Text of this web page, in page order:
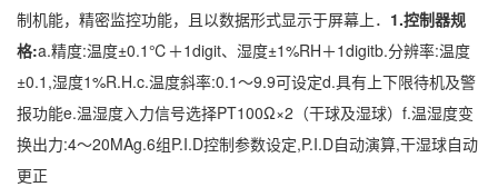
制机能，精密监控功能，且以数据形式显示于屏幕上． 1.控制器规
格:a.精度:温度±0.1℃＋1digit、湿度±1%RH＋1digitb.分辨率:温度
±0.1,湿度1%R.H.c.温度斜率:0.1～9.9可设定d.具有上下限待机及警
报功能e.温湿度入力信号选择PT100Ω×2（干球及湿球）f.温湿度变
换出力:4～20MAg.6组P.I.D控制参数设定,P.I.D自动演算,干湿球自动
更正